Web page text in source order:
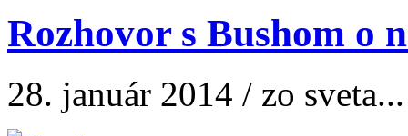
Rozhovor s Bushom o
28. január 2014 / zo sveta...